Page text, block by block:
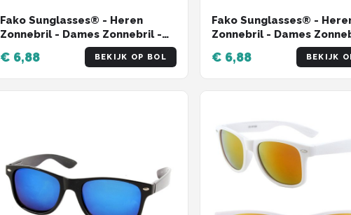
Fako Sunglasses® - Heren
Zonnebril - Dames Zonnebril -
Classic - UV400 - Transparant
€ 6,88 BEKIJK OP BOL
Fako Sunglasses® -
Zonnebril - Dames
Classic - UV400 - Wit
Groen Spiegel
€ 6,88 BEKIJK